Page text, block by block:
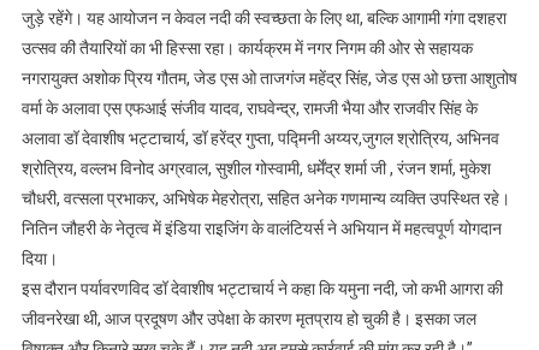
जुड़े रहेंगे। यह आयोजन न केवल नदी की स्वच्छता के लिए था, बल्कि आगामी गंगा दशहरा
उत्सव की तैयारियों का भी हिस्सा रहा। कार्यक्रम में नगर निगम की ओर से सहायक
नगरायुक्त अशोक प्रिय गौतम, जेड एस ओ ताजगंज महेंद्र सिंह, जेड एस ओ छत्ता आशुतोष
वर्मा के अलावा एस एफआई संजीव यादव, राघवेन्द्र, रामजी भैया और राजवीर सिंह के
अलावा डॉ देवाशीष भट्टाचार्य, डॉ हरेंद्र गुप्ता, पद्मिनी अय्यर,जुगल श्रोत्रिय, अभिनव
श्रोत्रिय, वल्लभ विनोद अग्रवाल, सुशील गोस्वामी, धर्मेंद्र शर्मा जी , रंजन शर्मा, मुकेश
चौधरी, वत्सला प्रभाकर, अभिषेक मेहरोत्रा, सहित अनेक गणमान्य व्यक्ति उपस्थित रहे।
नितिन जौहरी के नेतृत्व में इंडिया राइजिंग के वालंटियर्स ने अभियान में महत्वपूर्ण योगदान
दिया।
इस दौरान पर्यावरणविद डॉ देवाशीष भट्टाचार्य ने कहा कि यमुना नदी, जो कभी आगरा की
जीवनरेखा थी, आज प्रदूषण और उपेक्षा के कारण मृतप्राय हो चुकी है। इसका जल